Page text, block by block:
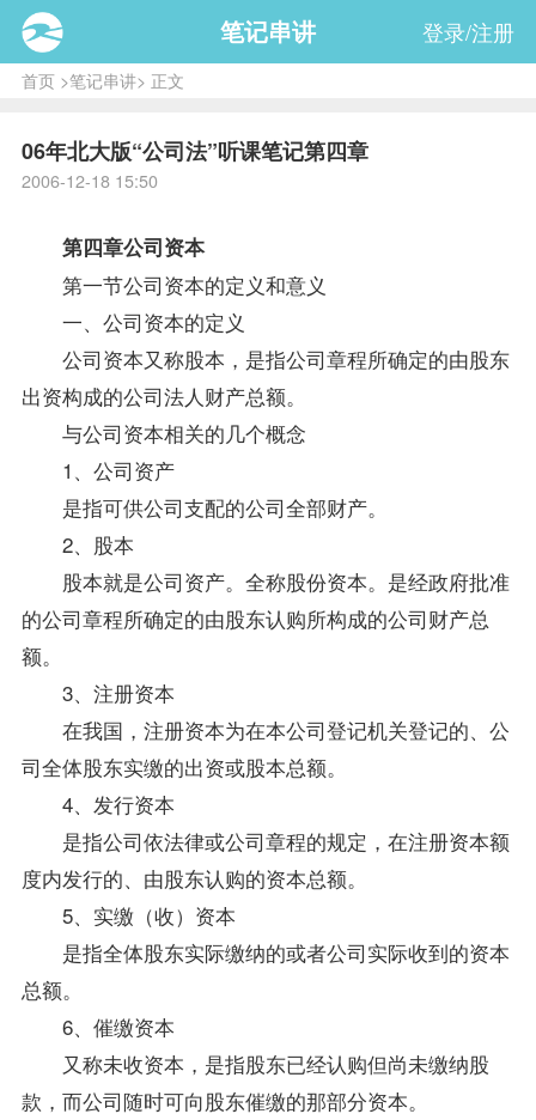
笔记串讲 登录/注册
首页>笔记串讲> 正文
06年北大版“公司法”听课笔记第四章
2006-12-18 15:50
第四章公司资本
第一节公司资本的定义和意义
一、公司资本的定义
公司资本又称股本，是指公司章程所确定的由股东
出资构成的公司法人财产总额。
与公司资本相关的几个概念
1、公司资产
是指可供公司支配的公司全部财产。
2、股本
股本就是公司资产。全称股份资本。是经政府批准
的公司章程所确定的由股东认购所构成的公司财产总
额。
3、注册资本
在我国，注册资本为在本公司登记机关登记的、公
司全体股东实缴的出资或股本总额。
4、发行资本
是指公司依法律或公司章程的规定，在注册资本额
度内发行的、由股东认购的资本总额。
5、实缴（收）资本
是指全体股东实际缴纳的或者公司实际收到的资本
总额。
6、催缴资本
又称未收资本，是指股东已经认购但尚未缴纳股
款，而公司随时可向股东催缴的那部分资本。